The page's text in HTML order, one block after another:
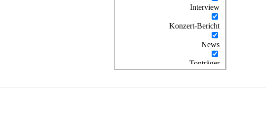
Interview
Konzert-Bericht
News
Tonträger